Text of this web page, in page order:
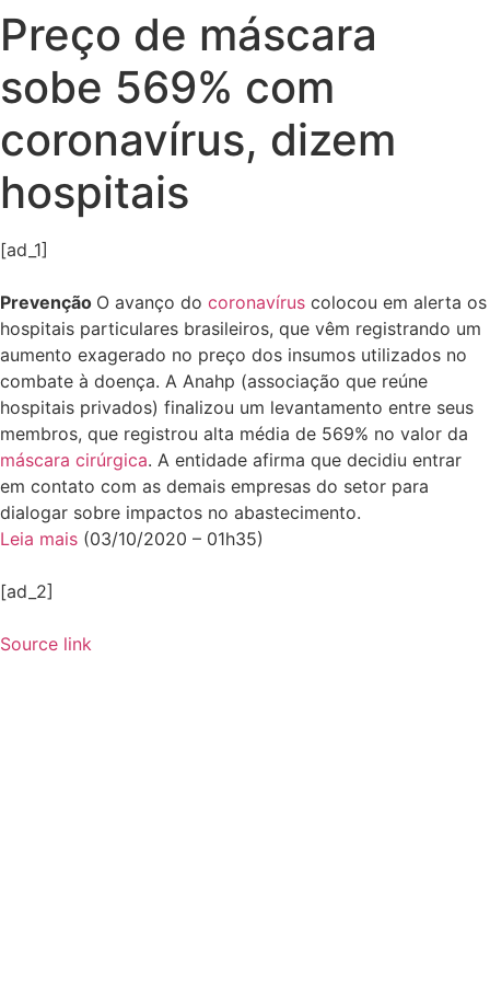
Preço de máscara
sobe 569% com
coronavírus, dizem
hospitais
[ad_1]
Prevenção O avanço do coronavírus colocou em alerta os
hospitais particulares brasileiros, que vêm registrando um
aumento exagerado no preço dos insumos utilizados no
combate à doença. A Anahp (associação que reúne
hospitais privados) finalizou um levantamento entre seus
membros, que registrou alta média de 569% no valor da
máscara cirúrgica. A entidade afirma que decidiu entrar
em contato com as demais empresas do setor para
dialogar sobre impactos no abastecimento.
Leia mais (03/10/2020 – 01h35)
[ad_2]
Source link